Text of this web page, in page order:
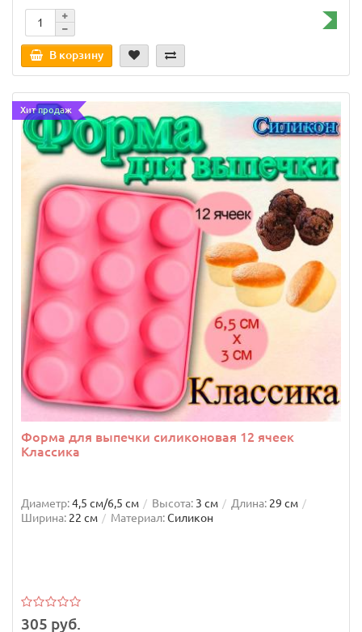
В корзину
Хит продаж
Форма для выпечки силиконовая 12 ячеек
Классика
Диаметр:4,5 см/6,5 см Высота: 3 см Длина: 29 см
Ширина: 22 см Материал:Силикон
305 руб.